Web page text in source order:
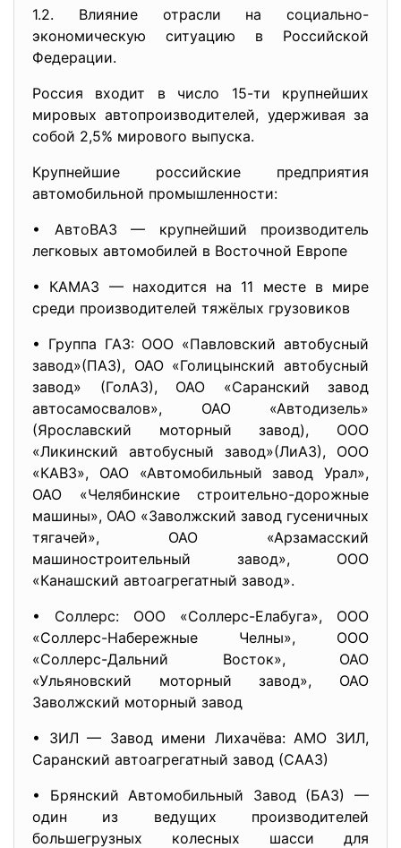
1.2. Влияние отрасли на социально-
экономическую ситуацию в Российской
Федерации.
Россия входит в число 15-ти крупнейших
мировых автопроизводителей, удерживая за
собой 2,5% мирового выпуска.
Крупнейшие российские предприятия
автомобильной промышленности:
• АвтоВАЗ — крупнейший производитель
легковых автомобилей в Восточной Европе
• КАМАЗ — находится на 11 месте в мире
среди производителей тяжёлых грузовиков
• Группа ГАЗ: ООО «Павловский автобусный
завод»(ПАЗ), ОАО «Голицынский автобусный
завод» (ГолАЗ), ОАО «Саранский завод
автосамосвалов», ОАО «Автодизель»
(Ярославский моторный завод), ООО
«Ликинский автобусный завод»(ЛиАЗ), ООО
«КАВЗ», ОАО «Автомобильный завод Урал»,
ОАО «Челябинские строительно-дорожные
машины», ОАО «Заволжский завод гусеничных
тягачей», ОАО «Арзамасский
машиностроительный завод», ООО
«Канашский автоагрегатный завод».
• Соллерс: ООО «Соллерс-Елабуга», ООО
«Соллерс-Набережные Челны», ООО
«Соллерс-Дальний Восток», ОАО
«Ульяновский моторный завод», ОАО
Заволжский моторный завод
• ЗИЛ — Завод имени Лихачёва: АМО ЗИЛ,
Саранский автоагрегатный завод (СААЗ)
• Брянский Автомобильный Завод (БАЗ) —
один из ведущих производителей
большегрузных колесных шасси для